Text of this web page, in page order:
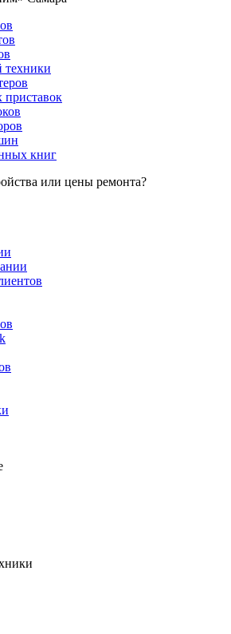
техники
приставок
книг
или цены ремонта?